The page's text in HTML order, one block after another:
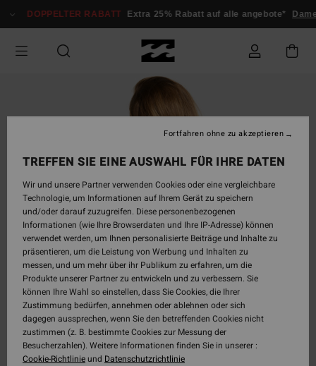
zur
springen
DOPPELTER RABATT Extra 25% Rabatt auf alle angebote*
TREFFEN SIE EINE AUSWAHL FÜR IHRE DATEN
Wir und unsere Partner verwenden Cookies oder eine vergleichbare
Technologie, um Informationen auf Ihrem Gerät zu speichern
und/oder darauf zuzugreifen. Diese personenbezogenen
Informationen (wie Ihre Browserdaten und Ihre IP-Adresse) können
verwendet werden, um Ihnen personalisierte Beiträge und Inhalte zu
präsentieren, um die Leistung von Werbung und Inhalten zu
messen, und um mehr über ihr Publikum zu erfahren, um die
Produkte unserer Partner zu entwickeln und zu verbessern. Sie
können Ihre Wahl so einstellen, dass Sie Cookies, die Ihrer
Zustimmung bedürfen, annehmen oder ablehnen oder sich
dagegen aussprechen, wenn Sie den betreffenden Cookies nicht
zustimmen (z. B. bestimmte Cookies zur Messung der
Besucherzahlen). Weitere Informationen finden Sie in unserer :
Cookie-Richtlinieund Datenschutzrichtlinie
Fortfahren ohne zu akzeptieren